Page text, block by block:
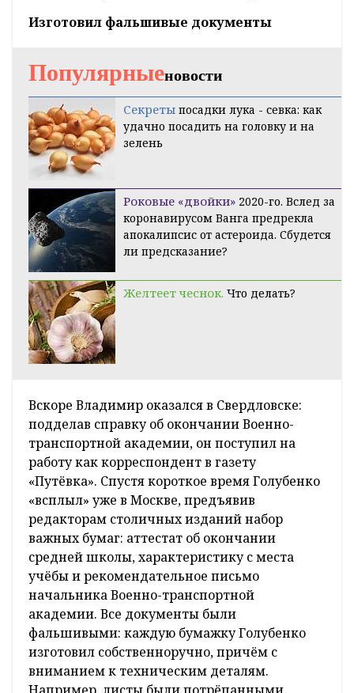
Изготовил фальшивые документы
Популярныеновости
Секреты посадки лука - севка: как
удачно посадить на головку и на
зелень
Роковые «двойки» 2020-го. Вслед за
коронавирусом Ванга предрекла
апокалипсис от астероида. Сбудется
ли предсказание?
Желтеет чеснок. Что делать?
Вскоре Владимир оказался в Свердловске:
подделав справку об окончании Военно-
транспортной академии, он поступил на
работу как корреспондент в газету
«Путёвка». Спустя короткое время Голубенко
«всплыл» уже в Москве, предъявив
редакторам столичных изданий набор
важных бумаг: аттестат об окончании
средней школы, характеристику с места
учёбы и рекомендательное письмо
начальника Военно-транспортной
академии. Все документы были
фальшивыми: каждую бумажку Голубенко
изготовил собственноручно, причём с
вниманием к техническим деталям.